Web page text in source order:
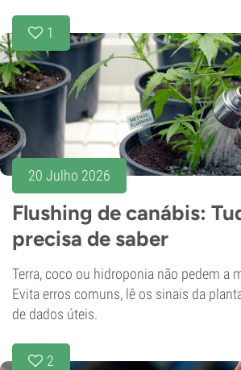
1
20 Julho 2026
Flushing de canábis:
precisa de saber
Terra, coco ou hidroponia não pedem a
Evita erros comuns, lê os sinais da
de dados úteis.
2